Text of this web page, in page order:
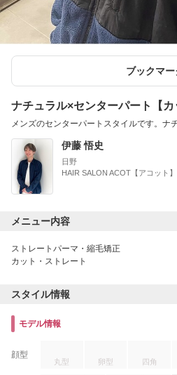
ブックマー
ナチュラル×センターパート【カ
メンズのセンターパートスタイルです。ナ
伊藤 悟史
日野
HAIR SALON ACOT【アコット】
メニュー内容
ストレートパーマ・縮毛矯正
カット・ストレート
スタイル情報
モデル情報
顔型
丸型 卵型 四角